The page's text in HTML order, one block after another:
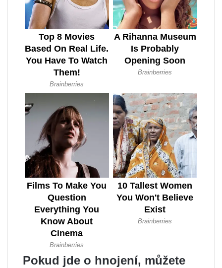
Pokud jde o hnojení, můžete